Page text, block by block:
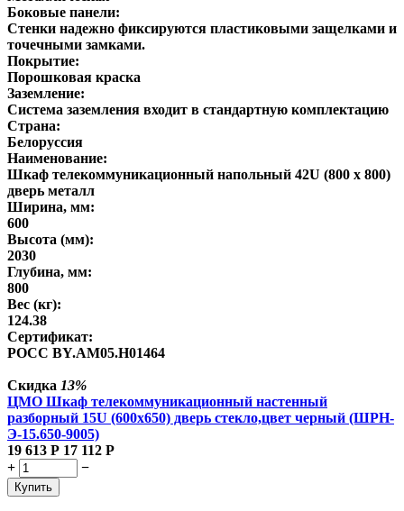
Боковые панели:
Стенки надежно фиксируются пластиковыми защелками и
точечными замками.
Покрытие:
Порошковая краска
Заземление:
Система заземления входит в стандартную комплектацию
Страна:
Белоруссия
Наименование:
Шкаф телекоммуникационный напольный 42U (800 х 800)
дверь металл
Ширина, мм:
600
Высота (мм):
2030
Глубина, мм:
800
Вес (кг):
124.38
Сертификат:
POCC BY.AM05.H01464
Скидка 13%
ЦМО Шкаф телекоммуникационный настенный
разборный 15U (600х650) дверь стекло,цвет черный (ШРН-
Э-15.650-9005)
19 613 Р 17 112 Р
+
−
Купить